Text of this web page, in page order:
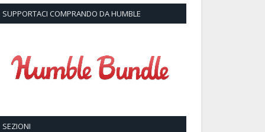
SUPPORTACI COMPRANDO DA HUMBLE
SEZIONI